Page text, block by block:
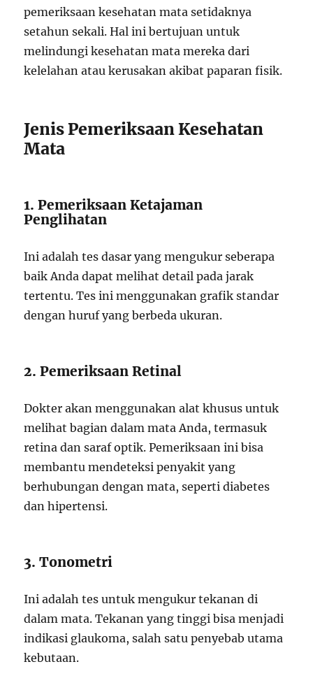
pemeriksaan kesehatan mata setidaknya
setahun sekali. Hal ini bertujuan untuk
melindungi kesehatan mata mereka dari
kelelahan atau kerusakan akibat paparan fisik.
Jenis Pemeriksaan Kesehatan
Mata
1. Pemeriksaan Ketajaman
Penglihatan
Ini adalah tes dasar yang mengukur seberapa
baik Anda dapat melihat detail pada jarak
tertentu. Tes ini menggunakan grafik standar
dengan huruf yang berbeda ukuran.
2. Pemeriksaan Retinal
Dokter akan menggunakan alat khusus untuk
melihat bagian dalam mata Anda, termasuk
retina dan saraf optik. Pemeriksaan ini bisa
membantu mendeteksi penyakit yang
berhubungan dengan mata, seperti diabetes
dan hipertensi.
3. Tonometri
Ini adalah tes untuk mengukur tekanan di
dalam mata. Tekanan yang tinggi bisa menjadi
indikasi glaukoma, salah satu penyebab utama
kebutaan.